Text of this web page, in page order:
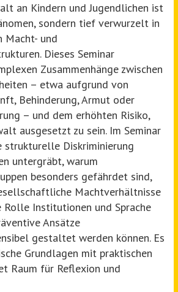
an Kindern und Jugendlichen ist
sondern tief verwurzelt in
Macht- und
Dieses Seminar
Zusammenhänge zwischen
– etwa aufgrund von
Behinderung, Armut oder
– und dem erhöhten Risiko,
ausgesetzt zu sein. Im Seminar
strukturelle Diskriminierung
untergräbt, warum
besonders gefährdet sind,
Machtverhältnisse
Rolle Institutionen und Sprache
Ansätze
gestaltet werden können. Es
Grundlagen mit praktischen
Raum für Reflexion und